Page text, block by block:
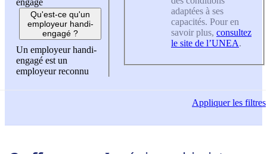
engagé
Qu'est-ce qu'un
employeur handi-
engagé ?
Un employeur handi-
engagé est un
employeur reconnu
adaptées à ses
capacités. Pour en
savoir plus, consultez
le site de l’UNEA.
Appliquerles filtres